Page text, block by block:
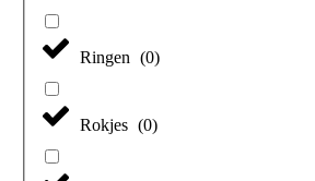
Ringen (0)
Rokjes (0)